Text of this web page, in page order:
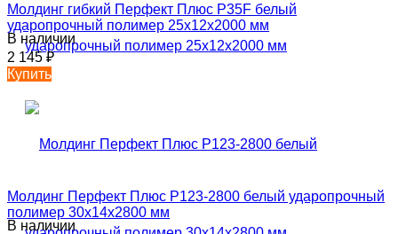
Молдинг гибкий Перфект Плюс P35F белый
ударопрочный полимер 25х12х2000 мм
В наличии
2 145₽
Купить
Молдинг Перфект Плюс P123-2800 белый ударопрочный
полимер 30х14х2800 мм
В наличии